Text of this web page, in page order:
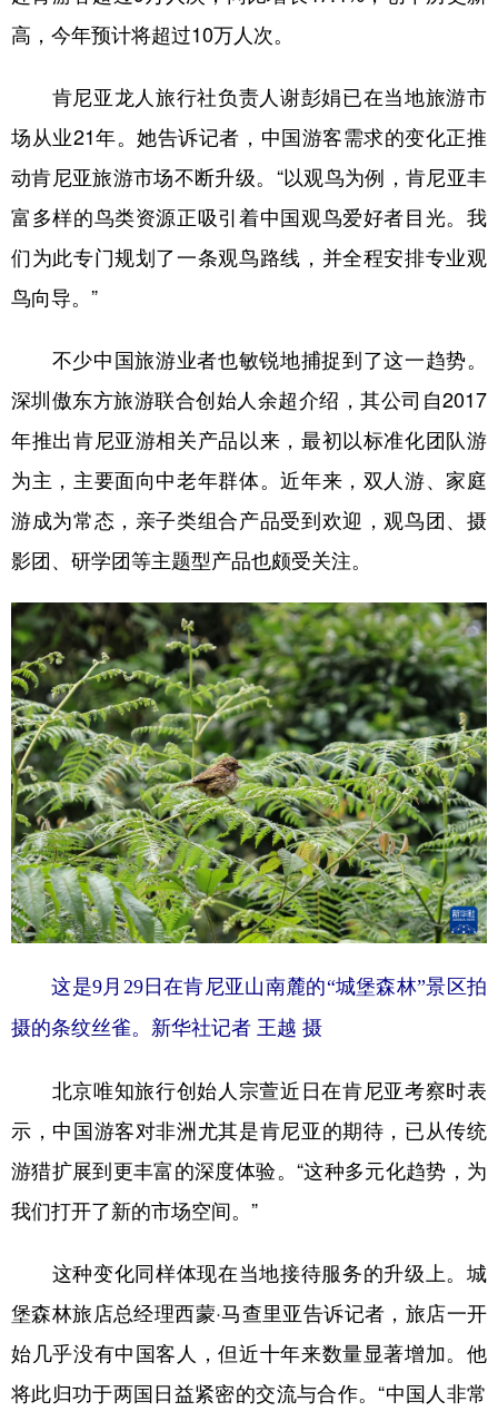
高，今年预计将超过10万人次。
肯尼亚龙人旅行社负责人谢彭娟已在当地旅游市
场从业21年。她告诉记者，中国游客需求的变化正推
动肯尼亚旅游市场不断升级。“以观鸟为例，肯尼亚丰
富多样的鸟类资源正吸引着中国观鸟爱好者目光。我
们为此专门规划了一条观鸟路线，并全程安排专业观
鸟向导。”
不少中国旅游业者也敏锐地捕捉到了这一趋势。
深圳傲东方旅游联合创始人余超介绍，其公司自2017
年推出肯尼亚游相关产品以来，最初以标准化团队游
为主，主要面向中老年群体。近年来，双人游、家庭
游成为常态，亲子类组合产品受到欢迎，观鸟团、摄
影团、研学团等主题型产品也颇受关注。
这是9月29日在肯尼亚山南麓的“城堡森林”景区拍
摄的条纹丝雀。新华社记者 王越 摄
北京唯知旅行创始人宗萱近日在肯尼亚考察时表
示，中国游客对非洲尤其是肯尼亚的期待，已从传统
游猎扩展到更丰富的深度体验。“这种多元化趋势，为
我们打开了新的市场空间。”
这种变化同样体现在当地接待服务的升级上。城
堡森林旅店总经理西蒙·马查里亚告诉记者，旅店一开
始几乎没有中国客人，但近十年来数量显著增加。他
将此归功于两国日益紧密的交流与合作。“中国人非常